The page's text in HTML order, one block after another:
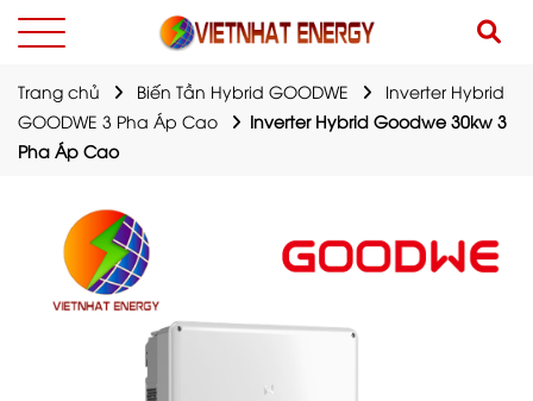
Trang chủ Biến Tần Hybrid GOODWE
Inverter Hybrid
GOODWE 3 Pha Áp Cao
Inverter Hybrid Goodwe 30kw 3
Pha Áp Cao